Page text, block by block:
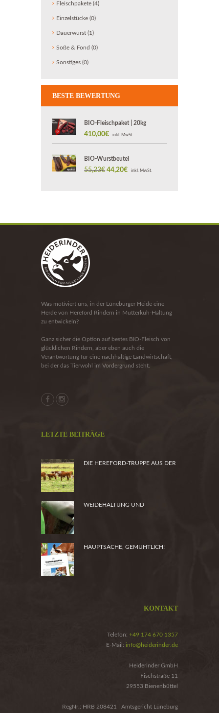
Fleischpakete (4)
Einzelstücke (0)
Dauerwurst (1)
Soße & Fond (0)
Sonstiges (0)
BESTE BEWERTUNG
BIO-Fleischpaket | 20kg
410,00€ inkl. MwSt.
BIO-Wurstbeutel
55,23€ Ursprünglicher
44,20€ Aktueller
inkl. MwSt.
Was motiviert uns, in der Lüneburger Heide eine
Herde von Hereford Rindern in Mutterkuh-Haltung
zu entwickeln?
Ganz sicher die Option auf bestes BIO-Fleisch von
glücklichen Rindern, aber eben auch die
Verantwortung für eine nachhaltige Landwirtschaft,
bei der das Tierwohl im Vordergrund steht.
LETZTE BEITRÄGE
DIE HEREFORD-TRUPPE AUS DER
WEIDEHALTUNG UND
HAUPTSACHE, GEMUHTLICH!
KONTAKT
Telefon: +49 174 670 1357
E-Mail: info@heiderinder.de
Heiderinder GmbH
Fischstraße 11
29553 Bienenbüttel
RegNr.: HRB 208421 | Amtsgericht Lüneburg